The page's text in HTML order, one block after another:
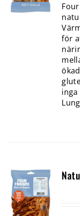
för